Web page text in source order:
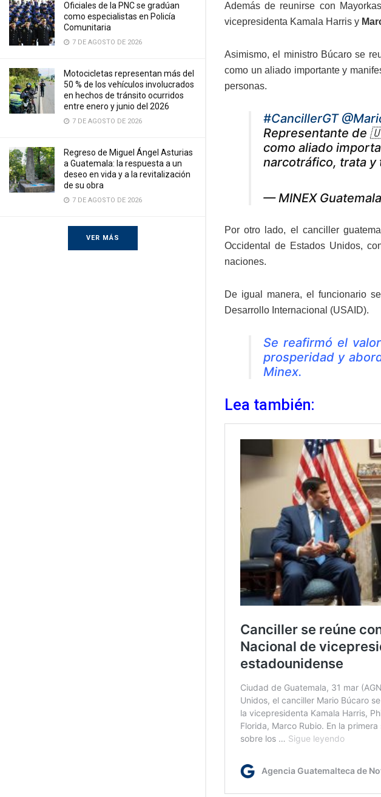
Oficiales de la PNC se gradúan
como especialistas en Policía
Comunitaria
7 DE AGOSTO DE 2026
Motocicletas representan más del
50 % de los vehículos involucrados
en hechos de tránsito ocurridos
entre enero y junio del 2026
7 DE AGOSTO DE 2026
Regreso de Miguel Ángel Asturias
a Guatemala: la respuesta a un
deseo en vida y a la revitalización
de su obra
7 DE AGOSTO DE 2026
VER MÁS
Además de reunirse con
vicepresidenta Kamala Harris y
Asimismo, el ministro Búcaro se
como un aliado importante y
personas.
#CancillerGT
Representante de
como aliado
narcotráfico, trata y
— MINEX
Por otro lado, el canciller
Occidental de Estados Unidos,
naciones.
De igual manera, el funcionario
Desarrollo Internacional (USAID).
Se reafirmó el
prosperidad y
Minex.
Lea también: